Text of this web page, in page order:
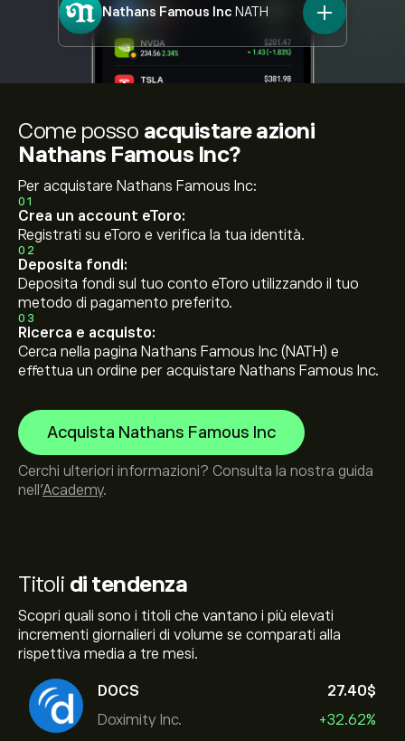
Nathans Famous Inc NATH
Titoli di tendenza
Scopri quali sono i titoli che vantano i più elevati
incrementi giornalieri di volume se comparati alla
rispettiva media a tre mesi.
DOCS
Doximity Inc.
27.40‎$‎
+32.62%
Come posso acquistare azioni
Nathans Famous Inc?
Per acquistare Nathans Famous Inc:
01
Crea un account eToro:
Registrati su eToro e verifica la tua identità.
02
Deposita fondi:
Deposita fondi sul tuo conto eToro utilizzando il tuo
metodo di pagamento preferito.
03
Ricerca e acquisto:
Cerca nella pagina Nathans Famous Inc (NATH) e
effettua un ordine per acquistare Nathans Famous Inc.
Acquista Nathans Famous Inc
Cerchi ulteriori informazioni? Consulta la nostra guida
nell’Academy.